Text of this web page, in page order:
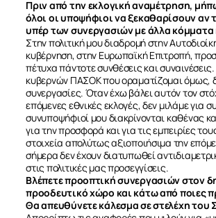
ΣΧΕΤΙΚΑ
ΝΕΑ
ΕΠΙΚΟΙΝΩΝΙΑ
Πριν από την εκλογική αναμέτρηση,
όλοι οι υποψήφιοι να ξεκαθαρίσουν αν
υπέρ των συνεργασιών με άλλα κόμματα
Στην πολιτική μου διαδρομή στην
κυβέρνηση, στην Ευρωπαϊκή Επιτροπή,
πέτυχα πάντοτε συνθέσεις και
κυβερνών ΠΑΣΟΚ που οραματίζομαι όμως,
συνεργασίες. Όταν έχω βάλει αυτόν τον
επόμενες εθνικές εκλογές, δεν μιλάμε για
συνυποψήφιοί μου διακρίνονται καθένας
για την προσφορά και για τις εμπειρίες
στοιχεία απολύτως αξιοποιήσιμα την
σήμερα δεν έχουν διατυπωθεί
στις πολιτικές μας προσεγγίσεις.
Βλέπετε προοπτική συνεργασιών στον
προοδευτικό χώρο και κάτω από ποιες
Θα απευθύνετε κάλεσμα σε στελέχη του